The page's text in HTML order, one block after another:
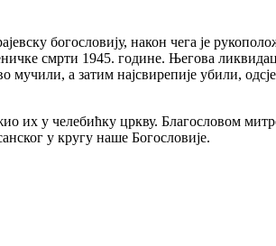
богословију, након чега је
смрти 1945. године. Његова
а затим најсвирепије убили,
их у челебићку цркву. Благословом
у кругу наше Богословије.